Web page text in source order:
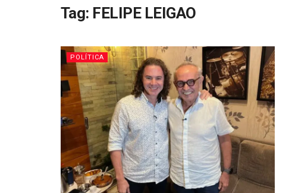
Tag: FELIPE LEIGAO
POLÍTICA